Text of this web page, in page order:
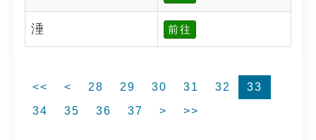
涶 前往
<< < 28 29 30 31 32
33
34
35 36 37 > >>